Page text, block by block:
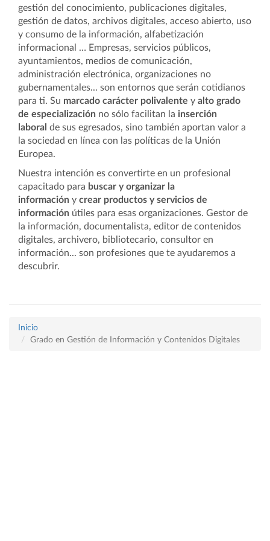
gestión del conocimiento, publicaciones digitales,
gestión de datos, archivos digitales, acceso abierto, uso
y consumo de la información, alfabetización
informacional … Empresas, servicios públicos,
ayuntamientos, medios de comunicación,
administración electrónica, organizaciones no
gubernamentales... son entornos que serán cotidianos
para ti. Su marcado carácter polivalente y alto grado
de especialización no sólo facilitan la inserción
laboral de sus egresados, sino también aportan valor a
la sociedad en línea con las políticas de la Unión
Europea.
Nuestra intención es convertirte en un profesional
capacitado para buscar y organizar la
información y crear productos y servicios de
información útiles para esas organizaciones. Gestor de
la información, documentalista, editor de contenidos
digitales, archivero, bibliotecario, consultor en
información... son profesiones que te ayudaremos a
descubrir.
Inicio
Grado en Gestión de Información y Contenidos Digitales